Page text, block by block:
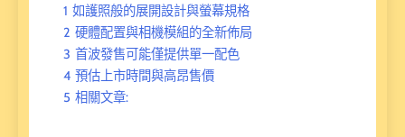
1 如護照般的展開設計與螢幕規格
2 硬體配置與相機模組的全新佈局
3 首波發售可能僅提供單一配色
4 預估上市時間與高昂售價
5 相關文章: